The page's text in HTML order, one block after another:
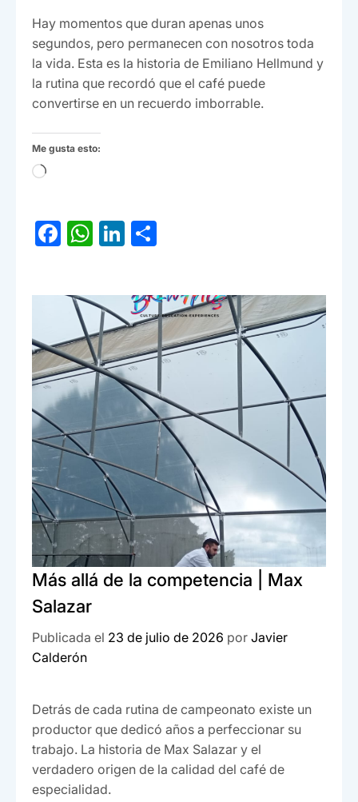
Hay momentos que duran apenas unos
segundos, pero permanecen con nosotros toda
la vida. Esta es la historia de Emiliano Hellmund y
la rutina que recordó que el café puede
convertirse en un recuerdo imborrable.
Me gusta esto:
Cargando...
F
e
b
o
o
k
W
s
A
p
p
Li
dI
n
p
ar
tir
Más allá de la competencia | Max
Salazar
Publicada el 23 de julio de 2026 por Javier
Calderón
Detrás de cada rutina de campeonato existe un
productor que dedicó años a perfeccionar su
trabajo. La historia de Max Salazar y el
verdadero origen de la calidad del café de
especialidad.